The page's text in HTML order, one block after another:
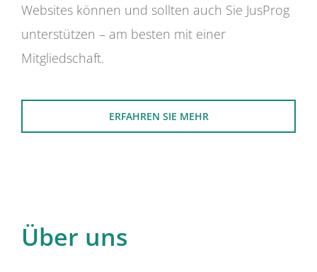
Websites können und sollten auch Sie JusProg
unterstützen – am besten mit einer
Mitgliedschaft.
ERFAHREN SIE MEHR
Über uns